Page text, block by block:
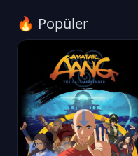
🔥 Popüler